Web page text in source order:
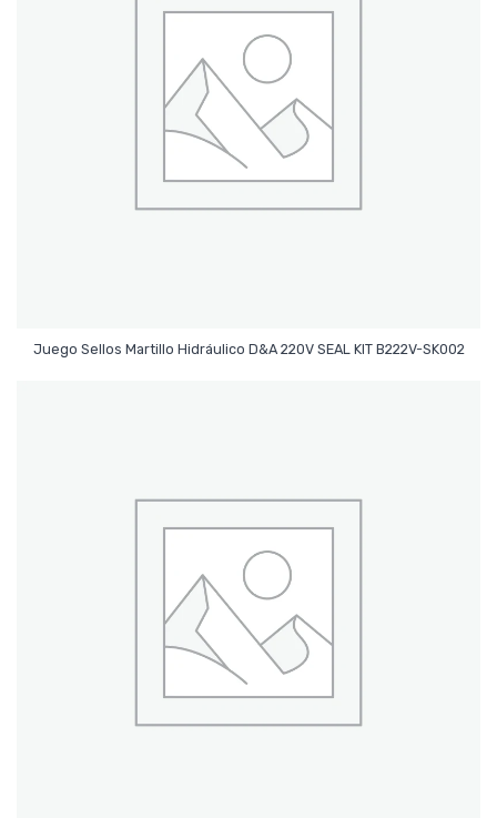
Juego Sellos Martillo Hidráulico D&A 220V SEAL KIT B222V-SK002